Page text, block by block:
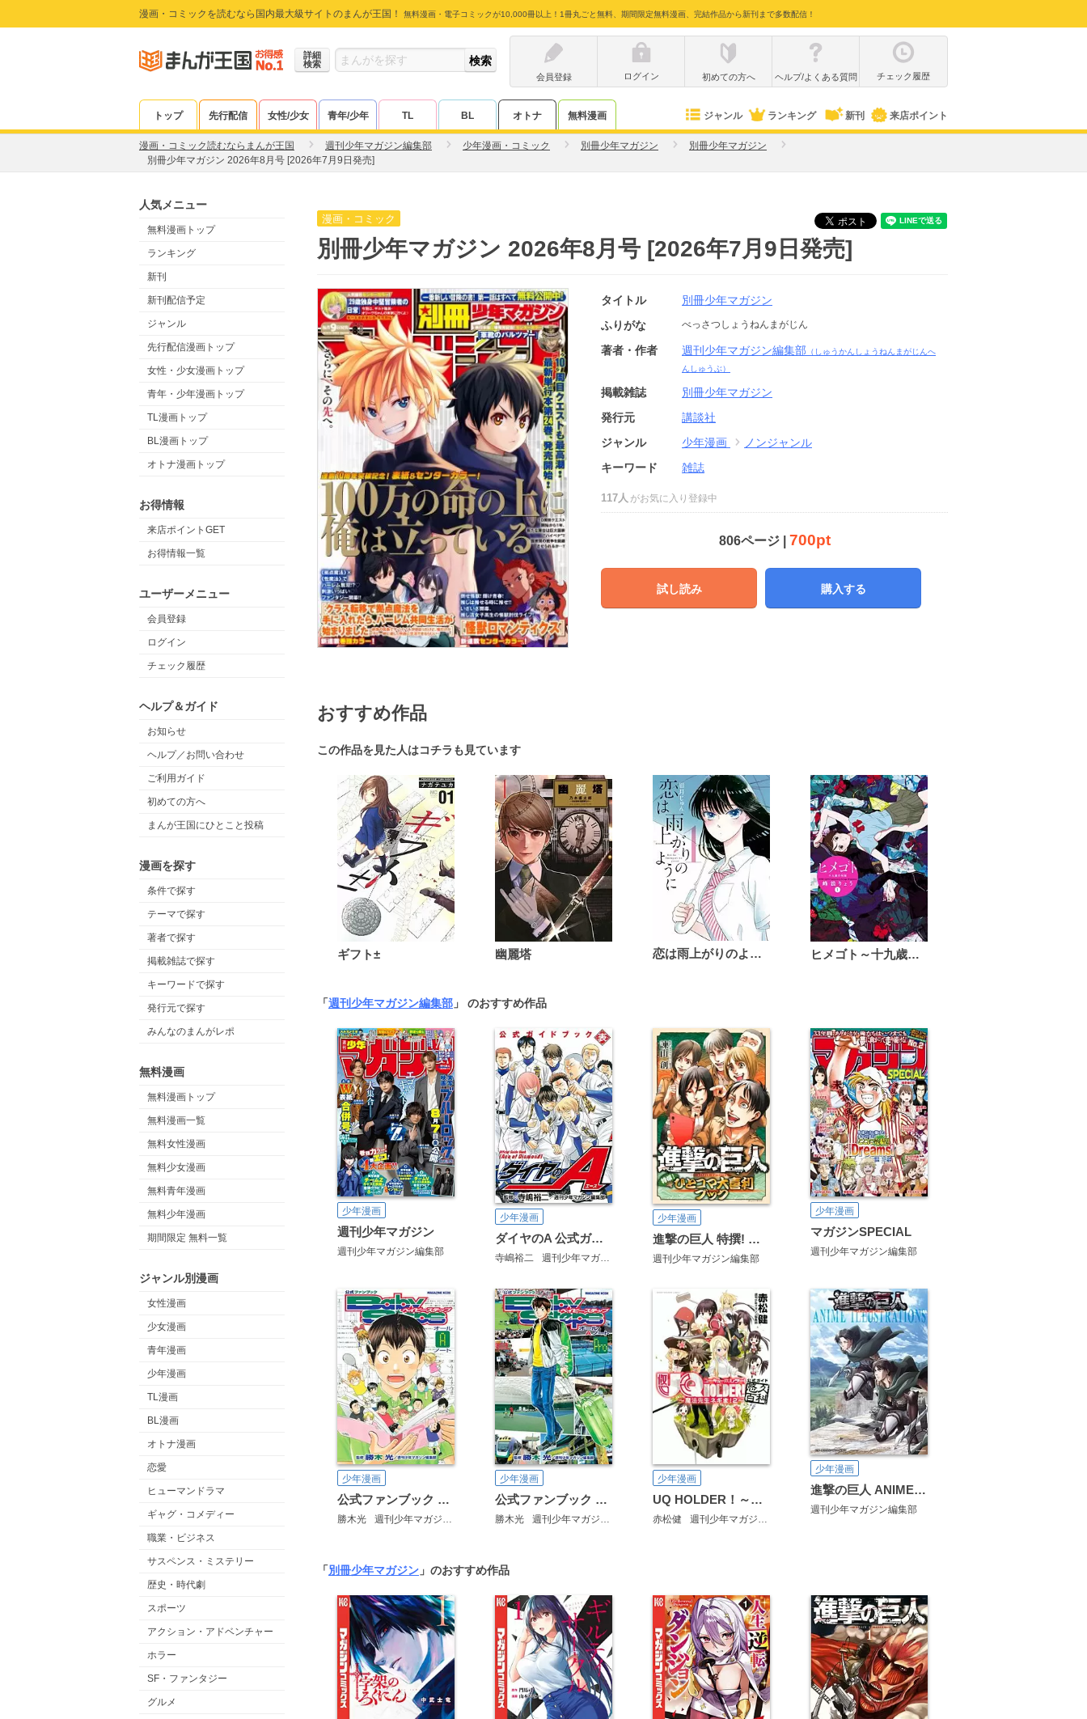
漫画・コミックを読むなら国内最大級サイトのまんが王国！ 無料漫画・電子コミックが10,000冊以上！1冊丸ごと無料、期間限定無料漫画、完結作品から新刊まで多数配信！
詳細
検索
会員登録
ログイン 初めての方へ ヘルプ/よくある質問 チェック履歴
トップ 先行配信 女性/少女 青年/少年 TL BL オトナ 無料漫画 ジャンル ランキング 新刊 来店ポイント
漫画・コミック読むならまんが王国 週刊少年マガジン編集部 少年漫画・コミック 別冊少年マガジン
別冊少年マガジン
別冊少年マガジン 2026年8月号 [2026年7月9日発売]
人気メニュー
無料漫画トップ
ランキング
新刊
新刊配信予定
ジャンル
先行配信漫画トップ
女性・少女漫画トップ
青年・少年漫画トップ
TL漫画トップ
BL漫画トップ
オトナ漫画トップ
お得情報
来店ポイントGET
お得情報一覧
ユーザーメニュー
会員登録
ログイン
チェック履歴
ヘルプ＆ガイド
お知らせ
ヘルプ／お問い合わせ
ご利用ガイド
初めての方へ
まんが王国にひとこと投稿
漫画を探す
条件で探す
テーマで探す
著者で探す
掲載雑誌で探す
キーワードで探す
発行元で探す
みんなのまんがレポ
無料漫画
無料漫画トップ
無料漫画一覧
無料女性漫画
無料少女漫画
無料青年漫画
無料少年漫画
期間限定 無料一覧
ジャンル別漫画
女性漫画
少女漫画
青年漫画
少年漫画
TL漫画
BL漫画
オトナ漫画
恋愛
ヒューマンドラマ
ギャグ・コメディー
職業・ビジネス
サスペンス・ミステリー
歴史・時代劇
スポーツ
アクション・アドベンチャー
ホラー
SF・ファンタジー
グルメ
漫画・コミック
別冊少年マガジン 2026年8月号 [2026年7月9日発売]
タイトル
別冊少年マガジン
ふりがな
べっさつしょうねんまがじん
著者・作者 週刊少年マガジン編集部 （しゅうかんしょうねんまがじんへ
んしゅうぶ）
掲載雑誌
別冊少年マガジン
発行元
講談社
ジャンル
少年漫画
ノンジャンル
キーワード
雑誌
117人 がお気に入り登録中
806ページ | 700pt
試し読み 購入する
おすすめ作品
この作品を見た人はコチラも見ています
ギフト± 幽麗塔 恋は雨上がりのように ヒメゴト～十九歳の制服～
「週刊少年マガジン編集部 」 のおすすめ作品
少年漫画
週刊少年マガジン
週刊少年マガジン編集部
少年漫画
ダイヤのA 公式ガイドブック
寺嶋裕二 週刊少年マガジン編集部
少年漫画
進撃の巨人 特撰! ひとコマ大喜利ブック
週刊少年マガジン編集部
少年漫画
マガジンSPECIAL
週刊少年マガジン編集部
少年漫画
公式ファンブック ベイビーステップ オールAノート
勝木光 週刊少年マガジン編集部
少年漫画
公式ファンブック ベイビーステップ オールAノート Pro
勝木光 週刊少年マガジン編集部
少年漫画
UQ HOLDER！～魔法先生ネギま！2～公式ガイド悠久百科
赤松健 週刊少年マガジン編集部
少年漫画
進撃の巨人 ANIME ILLUSTRATIONS
週刊少年マガジン編集部
「別冊少年マガジン 」のおすすめ作品